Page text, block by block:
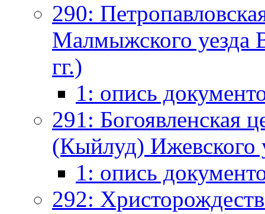
290:
Малмыжского уезда
гг.)
1: опись
291: Богоявленская
(Кыйлуд) Ижевского
1: опись
292: